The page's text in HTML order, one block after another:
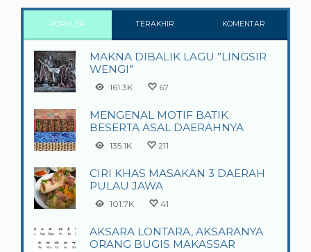
POPULER TERAKHIR KOMENTAR
MAKNA DIBALIK LAGU ”LINGSIR
WENGI”
161.3K 67
MENGENAL MOTIF BATIK
BESERTA ASAL DAERAHNYA
135.1K 211
CIRI KHAS MASAKAN 3 DAERAH
PULAU JAWA
101.7K 41
AKSARA LONTARA, AKSARANYA
ORANG BUGIS MAKASSAR